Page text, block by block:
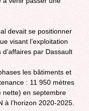
devait se positionner
visant l’exploitation
d’affaires par Dassault
les bâtiments et
: 11 950 mètres
nette) en septembre
l’horizon 2020-2025.